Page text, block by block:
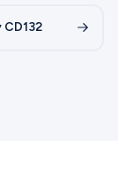
CD132